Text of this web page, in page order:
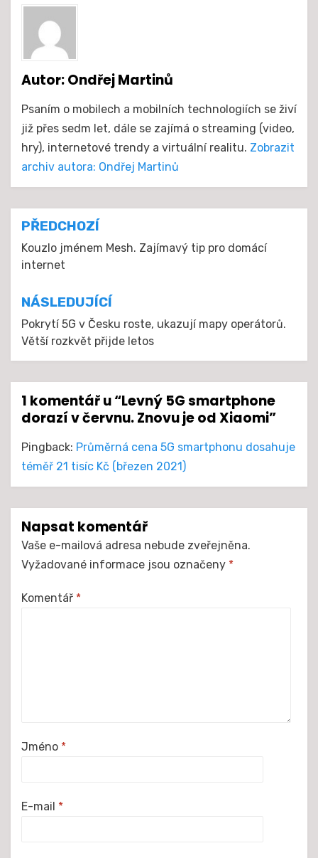
Autor:Ondřej Martinů
Psaním o mobilech a mobilních technologiích se živí
již přes sedm let, dále se zajímá o streaming (video,
hry), internetové trendy a virtuální realitu. Zobrazit
archiv autora: Ondřej Martinů
Navigace
pro
příspěvek
PŘEDCHOZÍ
Kouzlo jménem Mesh. Zajímavý tip pro domácí
internet
NÁSLEDUJÍCÍ
Pokrytí 5G v Česku roste, ukazují mapy operátorů.
Větší rozkvět přijde letos
1 komentář u “Levný 5G smartphone
dorazí v červnu. Znovu je od Xiaomi”
Pingback: Průměrná cena 5G smartphonu dosahuje
téměř 21 tisíc Kč (březen 2021)
Napsat komentář
Vaše e-mailová adresa nebude zveřejněna.
Vyžadované informace jsou označeny *
Komentář *
Jméno *
E-mail *